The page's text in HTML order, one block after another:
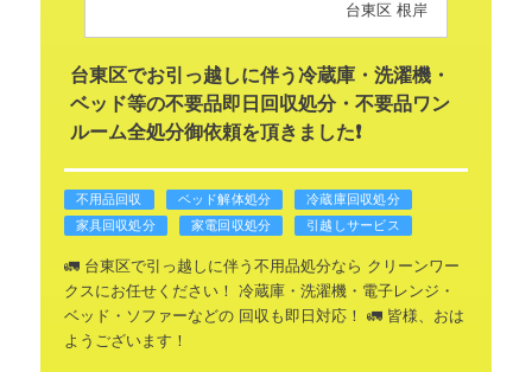
台東区 根岸
台東区でお引っ越しに伴う冷蔵庫・洗濯機・
ベッド等の不要品即日回収処分・不要品ワン
ルーム全処分御依頼を頂きました❗
不用品回収 ベッド解体処分
冷蔵庫回収処分
家具回収処分
家電回収処分 引越しサービス
🚛 台東区で引っ越しに伴う不用品処分なら クリーンワー
クスにお任せください！ 冷蔵庫・洗濯機・電子レンジ・
ベッド・ソファーなどの回収も即日対応！ 🚛 皆様、おは
ようございます！